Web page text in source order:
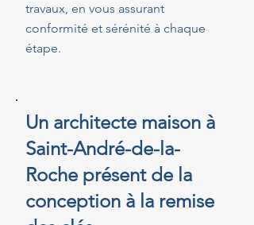
travaux, en vous assurant
conformité et sérénité à chaque
étape.
Un architecte maison à
Saint-André-de-la-
Roche présent de la
conception à la remise